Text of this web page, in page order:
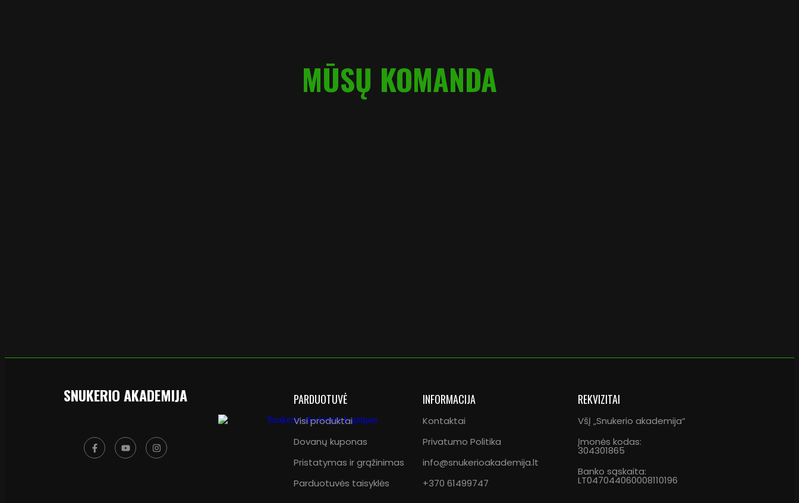
MŪSŲ KOMANDA
SNUKERIO AKADEMIJA PARDUOTUVĖ
Visi produktai
Dovanų kuponas
Pristatymas ir grąžinimas
Parduotuvės taisyklės
INFORMACIJA
Kontaktai
Privatumo Politika
info@snukerioakademija.lt
+370 61499747
REKVIZITAI
VšĮ „Snukerio akademija“
Įmonės kodas:
304301865
Banko sąskaita:
LT047044060008110196